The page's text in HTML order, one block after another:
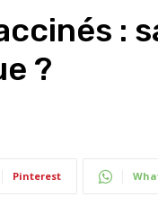
:
?
Pinterest